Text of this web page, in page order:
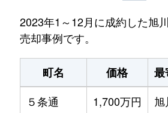
2023年1～12月に成約した旭
売却事例です。
町名 価格 最
５条通
1,700万円 旭